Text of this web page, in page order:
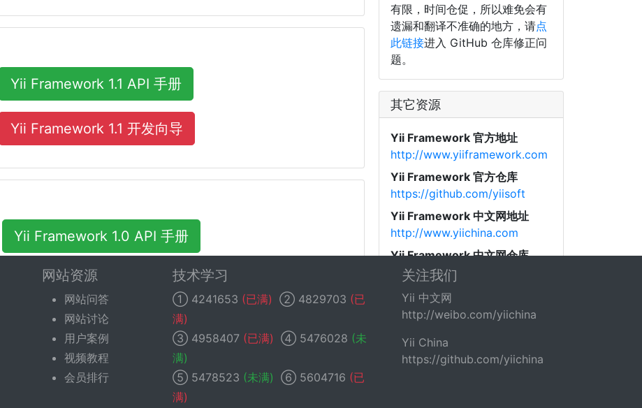
Yii Framework 1.1 API 手册
Yii Framework 1.1 开发向导
Yii Framework 1.0 API 手册
有限，时间仓促，所以难免会有
遗漏和翻译不准确的地方，请点
此链接进入 GitHub 仓库修正问
题。
其它资源
Yii Framework 官方地址
http://www.yiiframework.com
Yii Framework 官方仓库
https://github.com/yiisoft
Yii Framework 中文网地址
http://www.yiichina.com
Yii Framework 中文网仓库
https://github.com/yiichina
Yii Framework 中文图书
http://www.yiibook.com
网站资源
网站问答
网站讨论
用户案例
视频教程
会员排行
技术学习
① 4241653 (已满) ② 4829703 (已
满)
③ 4958407 (已满) ④ 5476028 (未
满)
⑤ 5478523 (未满) ⑥ 5604716 (已
满)
关注我们
Yii 中文网
http://weibo.com/yiichina
Yii China
https://github.com/yiichina